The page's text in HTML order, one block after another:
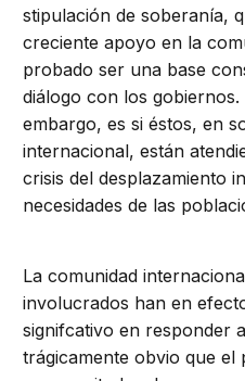
stipulación de soberanía,
creciente apoyo en la
probado ser una base
diálogo con los
embargo, es si éstos, en
internacional, están
crisis del desplazamiento
necesidades de las
La comunidad
involucrados han en
signifcativo en responder
trágicamente obvio que el